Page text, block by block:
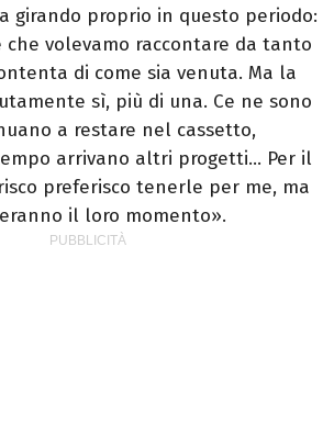
girando proprio in questo periodo:
che volevamo raccontare da tanto
di come sia venuta. Ma la
sì, più di una. Ce ne sono
a restare nel cassetto,
arrivano altri progetti… Per il
preferisco tenerle per me, ma
il loro momento».